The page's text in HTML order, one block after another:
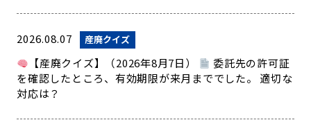
2026.08.07 産廃クイズ
【産廃クイズ】（2026年8月7日）
委託先の許可証
を確認したところ、有効期限が来月まででした。 適切な
対応は？